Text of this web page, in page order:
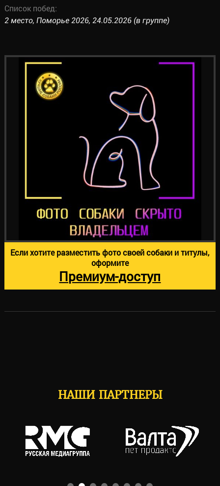
Список побед:
2 место, Поморье 2026, 24.05.2026 (в группе)
Если хотите разместить фото своей собаки и титулы,
оформите
Премиум-доступ
НАШИ ПАРТНЕРЫ